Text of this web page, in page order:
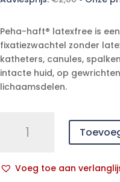
Peha-haft® latexfree is
fixatiezwachtel zonder
katheters, canules,
intacte huid, op
lichaamsdelen.
Voeg toe aan